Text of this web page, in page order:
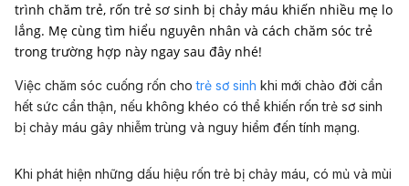
trình chăm trẻ, rốn trẻ sơ sinh bị chảy máu khiến nhiều mẹ lo
lắng. Mẹ cùng tìm hiểu nguyên nhân và cách chăm sóc trẻ
trong trường hợp này ngay sau đây nhé!
Việc chăm sóc cuống rốn chotrẻ sơ sinh khi mới chào đời cần
hết sức cẩn thận, nếu không khéo có thể khiến rốn trẻ sơ sinh
bị chảy máu gây nhiễm trùng và nguy hiểm đến tính mạng.
Khi phát hiện những dấu hiệu rốn trẻ bị chảy máu, có mủ và mùi